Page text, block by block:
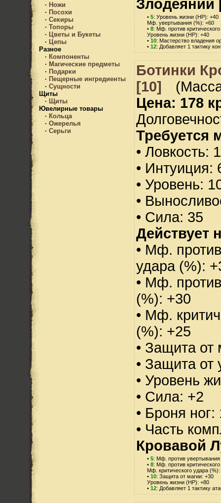
· Ножи
· Посохи
· Секиры
· Топоры
· Цветы и Букеты
· Цепы
Разное
· Компоненты
· Магические предметы
· Подарки
· Пещерные ингредиенты
· Сущности
Щиты
· Щиты
Ювелирные товары
· Кольца
· Ожерелья
· Серьги
Злодеяний
• 5: Уровень жизни (HP): +40
Мф. увертывания (%): +60
• 8: Мф. против
Уровень жизни (HP): +40
• 10: Мастерство владения
• 12: Добавляет 1 тактику
Ботинки
[10]
Цена: 178
Требуется
• Ловкость:
• Интуиция:
• Уровень:
•
• Сила: 35
Действует
• Мф.
удара (%):
• Мф.
(%): +30
• Мф.
(%): +25
• Защита от
• Защита от
• Уровень
• Сила: +2
• Броня
• Часть
Кровавой
• 5: Мф. против увертывания
• 8: Мф. против
Мф. критического удара (%):
• 10: Защита от магии: +30
Уровень жизни (HP): +80
• 12: Добавляет 1 тактику